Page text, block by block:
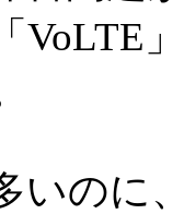
VoLTE
いのに